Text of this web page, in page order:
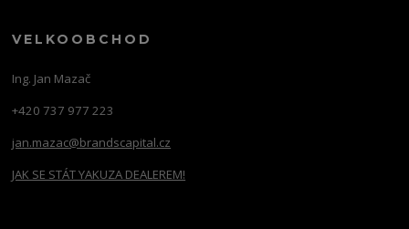
VELKOOBCHOD
Ing. Jan Mazač
+420 737 977 223
jan.mazac@brandscapital.cz
JAK SE STÁT YAKUZA DEALEREM!